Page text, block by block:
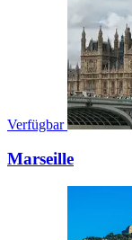
Verfügbar
Marseille